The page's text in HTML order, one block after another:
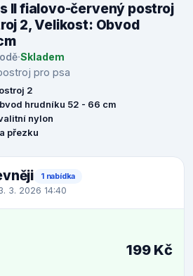
II fialovo-červený postroj
2, Velikost: Obvod
·Skladem
pro psa
2
hrudníku 52 - 66 cm
nylon
přezku
1 nabídka
3. 2026 14:40
199 Kč